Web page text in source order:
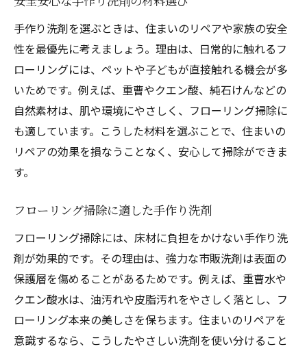
手作り洗剤を選ぶときは、住まいのリペアや家族の安全
性を最優先に考えましょう。理由は、日常的に触れるフ
ローリングには、ペットや子どもが直接触れる機会が多
いためです。例えば、重曹やクエン酸、純石けんなどの
自然素材は、肌や環境にやさしく、フローリング掃除に
も適しています。こうした材料を選ぶことで、住まいの
リペアの効果を損なうことなく、安心して掃除ができま
す。
フローリング掃除に適した手作り洗剤
フローリング掃除には、床材に負担をかけない手作り洗
剤が効果的です。その理由は、強力な市販洗剤は表面の
保護層を傷めることがあるためです。例えば、重曹水や
クエン酸水は、油汚れや皮脂汚れをやさしく落とし、フ
ローリング本来の美しさを保ちます。住まいのリペアを
意識するなら、こうしたやさしい洗剤を使い分けること